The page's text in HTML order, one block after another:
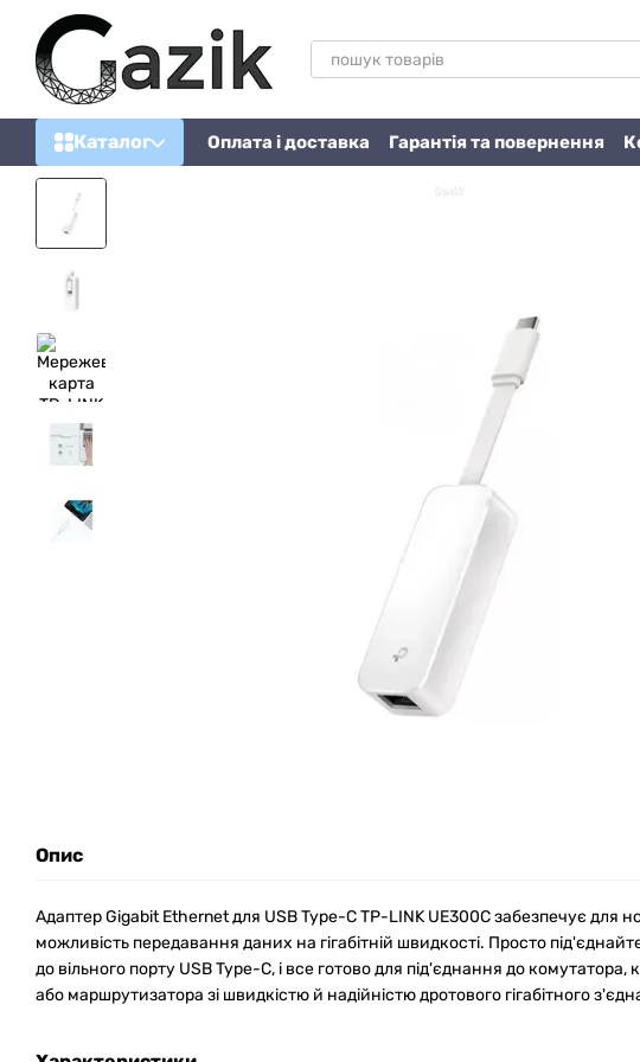
Перейти до основного контенту
Каталог Оплата і доставка Гарантія та повернення
Опис
Адаптер Gigabit Ethernet для USB Type-C TP-LINK UE300C забезпечує для
можливість передавання даних на гігабітній швидкості. Просто
до вільного порту USB Type-C, і все готово для під'єднання до комутатора,
або маршрутизатора зі швидкістю й надійністю дротового гігабітного